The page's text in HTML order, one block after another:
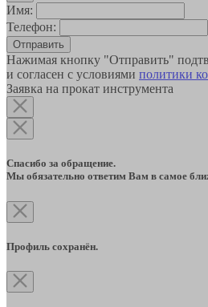
Имя:
Телефон:
Отправить
Нажимая кнопку "Отправить"
и согласен с условиями политики
Заявка на прокат инструмента
Спасибо за обращение.
Мы обязательно ответим Вам в самое
Профиль сохранён.